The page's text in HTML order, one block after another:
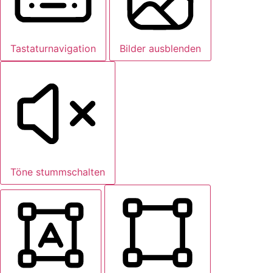
Tastaturnavigation Bilder ausblenden
Töne stummschalten